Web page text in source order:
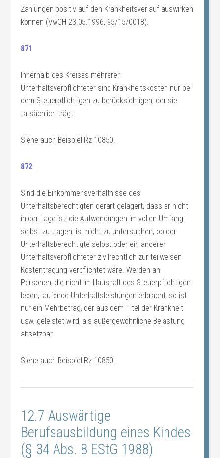
Zahlungen positiv auf den Krankheitsverlauf auswirken
können (VwGH 23.05.1996, 95/15/0018).
871
Innerhalb des Kreises mehrerer
Unterhaltsverpflichteter sind Krankheitskosten nur bei
dem Steuerpflichtigen zu berücksichtigen, der sie
tatsächlich trägt.
Siehe auch Beispiel Rz 10850.
872
Sind die Einkommensverhältnisse des
Unterhaltsberechtigten derart gelagert, dass er nicht
in der Lage ist, die Aufwendungen im vollen Umfang
selbst zu tragen, ist nicht zu untersuchen, ob der
Unterhaltsberechtigte selbst oder ein anderer
Unterhaltsverpflichteter zivilrechtlich zur teilweisen
Kostentragung verpflichtet wäre. Werden an
Personen, die nicht im Haushalt des Steuerpflichtigen
leben, laufende Unterhaltsleistungen erbracht, so ist
nur ein Mehrbetrag, der aus dem Titel der Krankheit
usw. geleistet wird, als außergewöhnliche Belastung
absetzbar.
Siehe auch Beispiel Rz 10850.
12.7 Auswärtige
Berufsausbildung eines Kindes
(§ 34 Abs. 8 EStG 1988)